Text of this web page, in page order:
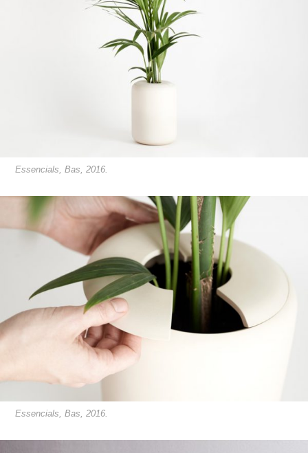
Essencials, Bas, 2016.
Essencials, Bas, 2016.